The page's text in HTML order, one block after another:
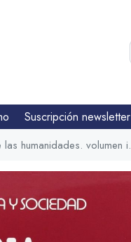
Suscripción newsletter
humanidades. volumen i.